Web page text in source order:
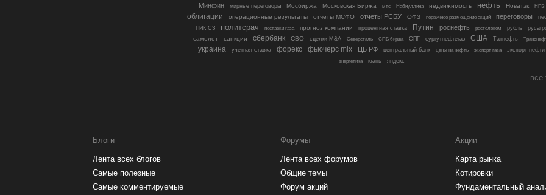
Минфин мирные переговоры Мосбиржа Московская Биржа мтс Набиуллина недвижимость нефть Новатэк НПЗ
облигации операционные результаты отчеты МСФО отчеты РСБУ ОФЗ первичное размещение акций переговоры
ПИК СЗ
политсрач поставки газа прогноз компании процентная ставка Путин роснефть ростелеком рубль
самолет санкции сбербанк СВО сделки M&A Северсталь СПБ биржа СПГ сургутнефтегаз США Татнефть
украина учетная ставка форекс фьючерс mix ЦБ РФ центральный банк цены на нефть экспорт газа
экспорт нефти
энергетика
юань яндекс
....все
Блоги
Лента всех блогов
Самые полезные
Самые комментируемые
Форумы
Лента всех форумов
Общие темы
Форум акций
Акции
Карта рынка
Котировки
Фундаментальный